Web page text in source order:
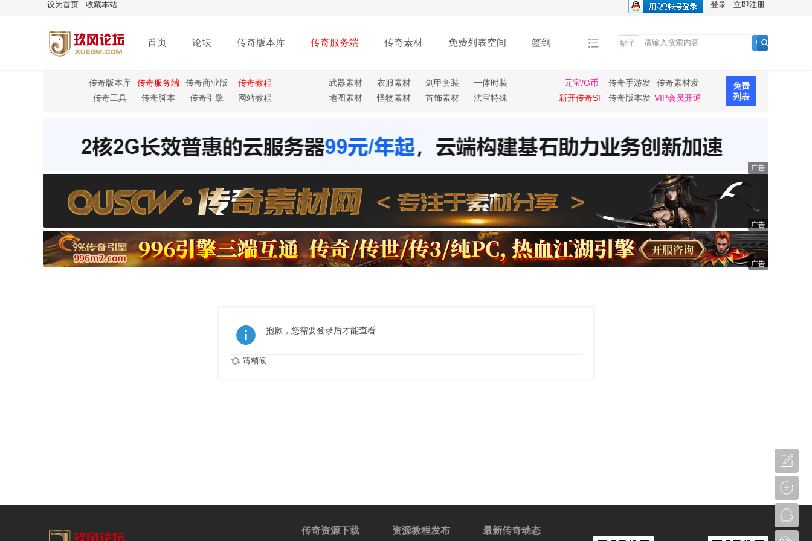
设为首页 收藏本站 登录 立即注册
首页 论坛 传奇版本库 传奇服务端 传奇素材 免费列表空间 签到 帖子
传奇版本库 传奇服务端
传奇商业版
本
传奇教程
传奇工具
传奇脚本 传奇引擎 网站教程
武器素材 衣服素材 剑甲套装
一体时装
地图素材
怪物素材 首饰素材 法宝特殊
元宝/G币
传奇手游发
布
传奇素材发
布
新开传奇SF 传奇版本发 VIP会员开通
免费
列表
广告
广告
广告
抱歉，您需要登录后才能查看
请稍候...
传奇资源下载 资源教程发布 最新传奇动态